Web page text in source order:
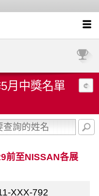
月中獎名單
前至NISSAN各展
XXX-792